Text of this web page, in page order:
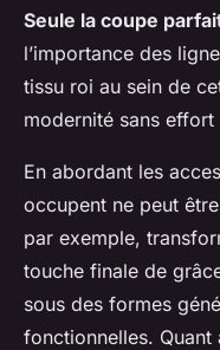
Seule la coupe
l’importance des
tissu roi au sein de
modernité sans
En abordant les
occupent ne peut
par exemple,
touche finale de
sous des formes
fonctionnelles.